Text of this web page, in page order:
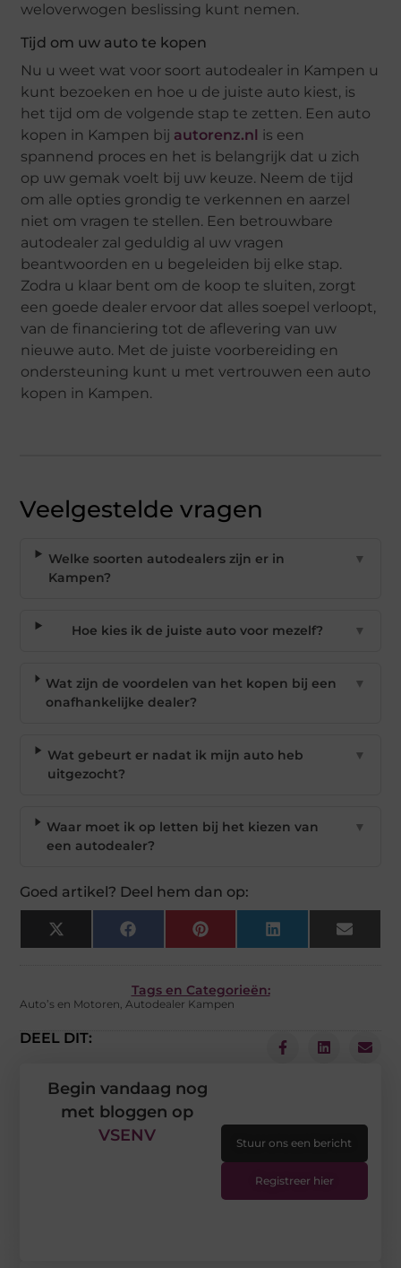
weloverwogen beslissing kunt nemen.
Tijd om uw auto te kopen
Nu u weet wat voor soort autodealer in Kampen u
kunt bezoeken en hoe u de juiste auto kiest, is
het tijd om de volgende stap te zetten. Een auto
kopen in Kampen bij autorenz.nl is een
spannend proces en het is belangrijk dat u zich
op uw gemak voelt bij uw keuze. Neem de tijd
om alle opties grondig te verkennen en aarzel
niet om vragen te stellen. Een betrouwbare
autodealer zal geduldig al uw vragen
beantwoorden en u begeleiden bij elke stap.
Zodra u klaar bent om de koop te sluiten, zorgt
een goede dealer ervoor dat alles soepel verloopt,
van de financiering tot de aflevering van uw
nieuwe auto. Met de juiste voorbereiding en
ondersteuning kunt u met vertrouwen een auto
kopen in Kampen.
Veelgestelde vragen
Welke soorten autodealers zijn er in
Kampen?
▼
Hoe kies ik de juiste auto voor mezelf? ▼
Wat zijn de voordelen van het kopen bij een
onafhankelijke dealer?
▼
Wat gebeurt er nadat ik mijn auto heb
uitgezocht?
▼
Waar moet ik op letten bij het kiezen van
een autodealer?
▼
Goed artikel? Deel hem dan op:
X
(Twitter)
Facebook Pinterest LinkedIn Email
Tags en Categorieën:
Auto’s en Motoren,Autodealer Kampen
DEEL DIT:
Begin vandaag nog
met bloggen op
VSENV
Stuur ons een bericht
Registreer hier